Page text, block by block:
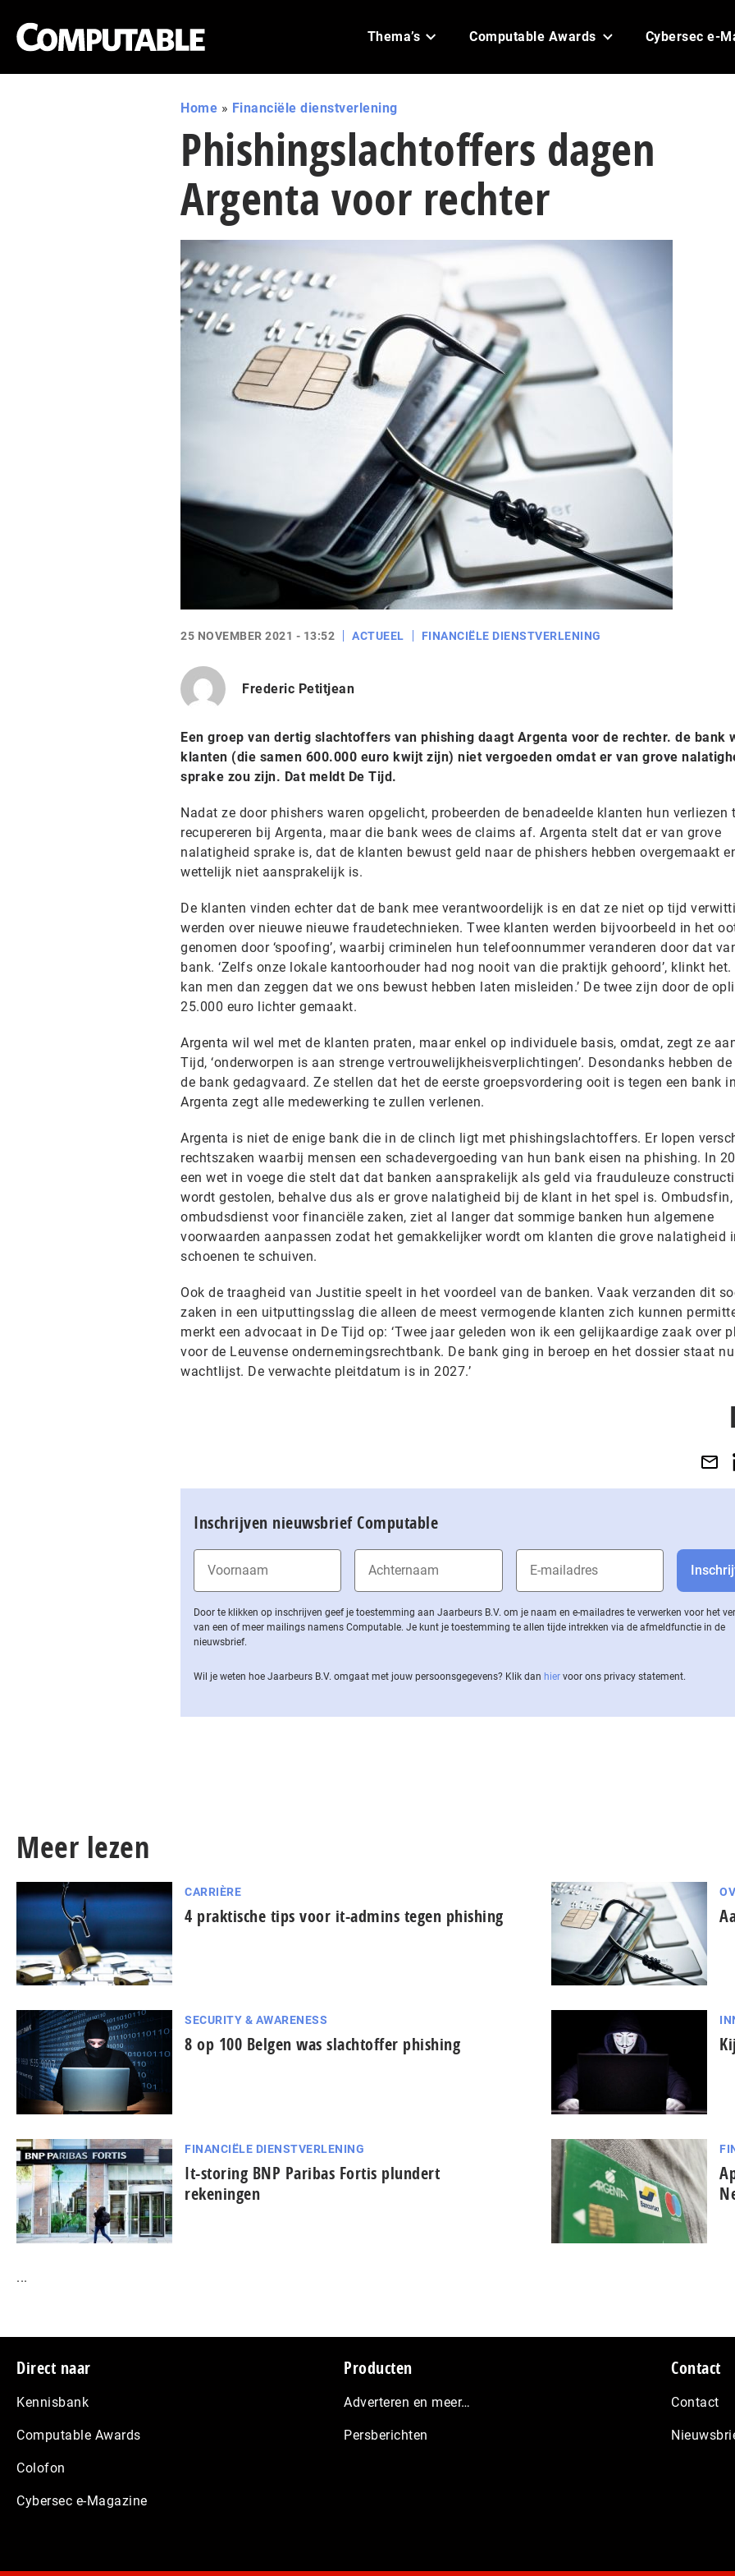
Thema’s Computable Awards Cybersec e-
Home » Financiële dienstverlening
Phishingslachtoffers dagen
Argenta voor rechter
25 NOVEMBER 2021 - 13:52 ACTUEEL FINANCIËLE DIENSTVERLENING
Frederic Petitjean
Een groep van dertig slachtoffers van phishing daagt Argenta voor de rechter. de bank
klanten (die samen 600.000 euro kwijt zijn) niet vergoeden omdat er van grove
sprake zou zijn. Dat meldt De Tijd.
Nadat ze door phishers waren opgelicht, probeerden de benadeelde klanten hun verliezen
recupereren bij Argenta, maar die bank wees de claims af. Argenta stelt dat er van grove
nalatigheid sprake is, dat de klanten bewust geld naar de phishers hebben overgemaakt
wettelijk niet aansprakelijk is.
De klanten vinden echter dat de bank mee verantwoordelijk is en dat ze niet op tijd
werden over nieuwe nieuwe fraudetechnieken. Twee klanten werden bijvoorbeeld in het
genomen door ‘spoofing’, waarbij criminelen hun telefoonnummer veranderen door dat
bank. ‘Zelfs onze lokale kantoorhouder had nog nooit van die praktijk gehoord’, klinkt het.
kan men dan zeggen dat we ons bewust hebben laten misleiden.’ De twee zijn door de
25.000 euro lichter gemaakt.
Argenta wil wel met de klanten praten, maar enkel op individuele basis, omdat, zegt ze
Tijd, ‘onderworpen is aan strenge vertrouwelijkheisverplichtingen’. Desondanks hebben
de bank gedagvaard. Ze stellen dat het de eerste groepsvordering ooit is tegen een bank
Argenta zegt alle medewerking te zullen verlenen.
Argenta is niet de enige bank die in de clinch ligt met phishingslachtoffers. Er lopen
rechtszaken waarbij mensen een schadevergoeding van hun bank eisen na phishing. In
een wet in voege die stelt dat dat banken aansprakelijk als geld via frauduleuze
wordt gestolen, behalve dus als er grove nalatigheid bij de klant in het spel is. Ombudsfin,
ombudsdienst voor financiële zaken, ziet al langer dat sommige banken hun algemene
voorwaarden aanpassen zodat het gemakkelijker wordt om klanten die grove nalatigheid
schoenen te schuiven.
Ook de traagheid van Justitie speelt in het voordeel van de banken. Vaak verzanden dit
zaken in een uitputtingsslag die alleen de meest vermogende klanten zich kunnen
merkt een advocaat in De Tijd op: ‘Twee jaar geleden won ik een gelijkaardige zaak over
voor de Leuvense ondernemingsrechtbank. De bank ging in beroep en het dossier staat
wachtlijst. De verwachte pleitdatum is in 2027.’
Inschrijven nieuwsbrief Computable
Door te klikken op inschrijven geef je toestemming aan Jaarbeurs B.V. om je naam en e-mailadres te verwerken voor het
van een of meer mailings namens Computable. Je kunt je toestemming te allen tijde intrekken via de af­meld­func­tie in de
nieuwsbrief.
Wil je weten hoe Jaarbeurs B.V. omgaat met jouw per­soons­ge­ge­vens? Klik dan hier voor ons privacy statement.
Meer lezen
CARRIÈRE
4 praktische tips voor it-admins tegen phishing
SECURITY & AWARENESS
8 op 100 Belgen was slachtoffer phishing
FINANCIËLE DIENSTVERLENING
It-storing BNP Paribas Fortis plundert
rekeningen
...
Footer
Direct naar
Kennisbank
Computable Awards
Colofon
Cybersec e-Magazine
Producten
Adverteren en meer…
Persberichten
Contact
Contact